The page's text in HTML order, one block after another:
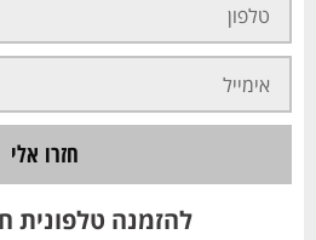
חזרו אלי
להזמנה טלפונית